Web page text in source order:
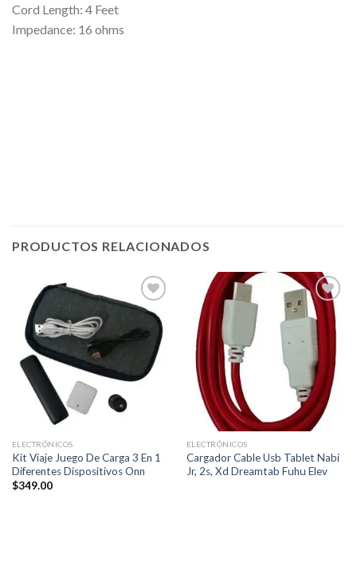
Cord Length: 4 Feet
Impedance: 16 ohms
PRODUCTOS RELACIONADOS
Añadir
lista de
deseos
ELECTRÓNICOS
Kit Viaje Juego De Carga 3 En 1
Diferentes Dispositivos Onn
$349.00
Añadir
a la
lista de
deseos
ELECTRÓNICOS
Cargador Cable Usb Tablet Nabi
Jr, 2s, Xd Dreamtab Fuhu Elev